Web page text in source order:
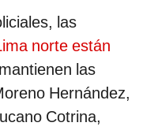
las
norte están
las
Hernández,
Cotrina,